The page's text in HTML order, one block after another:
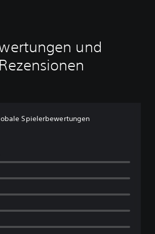
und
Rezensionen
Spielerbewertungen